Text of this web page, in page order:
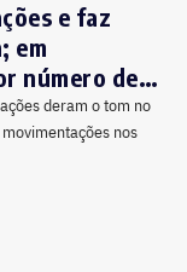
e faz
em
número de
deram o tom no
nos